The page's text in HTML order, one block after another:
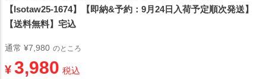
【lsotaw25-1674】【即納&予約：9月24日入荷予定順次発送】
【送料無料】宅込
通常 ¥7,980 のところ
¥ 3,980 税込